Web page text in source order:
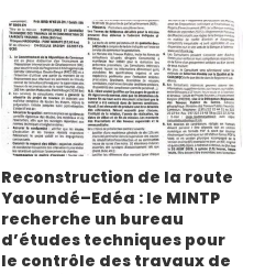
Reconstruction de la route
Yaoundé–Edéa : le MINTP
recherche un bureau
d’études techniques pour
le contrôle des travaux de